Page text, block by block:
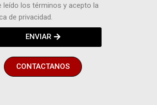
Vidapets Presenta
Juguetes KONG Para
Acompañar Cada
Etapa De La Vida De
BY HECTOR ALVAREZ
AGOSTO 7, 2026
leído los términos y acepto la
de privacidad.
ENVIAR
CONTACTANOS